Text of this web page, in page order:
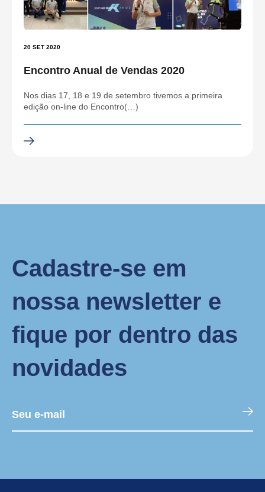
20 SET 2020
Encontro Anual de Vendas 2020
Nos dias 17, 18 e 19 de setembro tivemos a primeira
edição on-line do Encontro(…)
Cadastre-se em
nossa newsletter e
fique por dentro das
novidades